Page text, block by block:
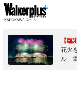
【臨
花火
ル」